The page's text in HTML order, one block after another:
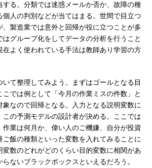
する。分類では迷惑メールか否か、故障の種
個人の判別などが当てはまる。世間で目立つ
、製造業では意外と回帰が役に立つことが多
はグループ化をしてデータの分析を行うこと
在よく使われている手法は教師あり学習の方
て整理してみよう。まずはゴールとなる目
こでは例として「今月の作業ミスの件数」と
象なので回帰となる。入力となる説明変数に
この予測モデルの設計者が決める。ここでは
作業は何月か、偉い人のご機嫌、自分が投資
ご飯の種類といった変数を入れてみることに
変数のどれがどのくらい目的変数に相関があ
ないブラックボックスといえるだろう。